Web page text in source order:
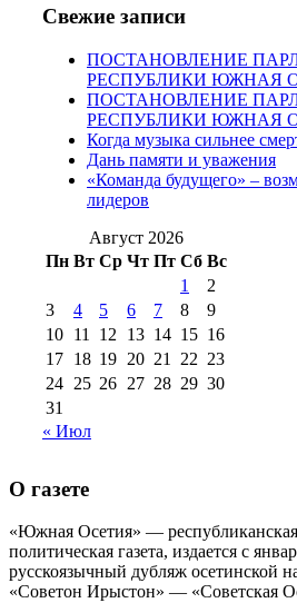
июля 2017 г
2012 г(15)№97 30
(15)№98 1 августа 2015 г
августа 2016 г(10)№98 5
№98 8 августа 2013 г(9)
августа 2012 г(14)
2017 г(9)
2016 г(12) №99 8 июля
августа 2012 г(11)
августа 2013 г
(12)
Свежие записи
ПОСТАНОВЛЕНИЕ
РЕСПУБЛИКИ ЮЖНАЯ
ПОСТАНОВЛЕНИЕ
РЕСПУБЛИКИ ЮЖНАЯ
Когда музыка сильнее
Дань памяти и уважения
«Команда будущего» –
лидеров
Август 2026
Пн Вт Ср Чт Пт Сб Вс
1
2
3
4 5 6 7 8
9
10 11 12 13 14 15 16
17 18 19 20 21 22 23
24 25 26 27 28 29 30
31
« Июл
О газете
«Южная Осетия» —
политическая газета, издается с
русскоязычный дубляж осетинской
«Советон Ирыстон» — «Советская